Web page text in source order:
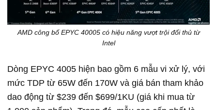
AMD công bố EPYC 40005 có hiệu năng vượt trội đối thủ từ
Intel
Dòng EPYC 4005 hiện bao gồm 6 mẫu vi xử lý, với
mức TDP từ 65W đến 170W và giá bán tham khảo
dao động từ $239 đến $699/1KU (giá khi mua từ